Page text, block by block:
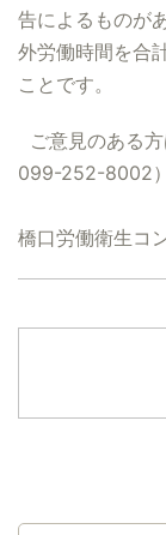
告によるものが
外労働時間を合
ことです。
ご意見のある
099-252-8002）
橋口労働衛生コ